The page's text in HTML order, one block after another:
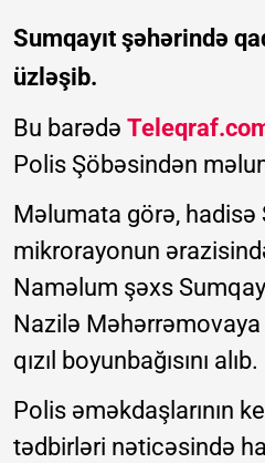
Sumqayıt şəhərində
üzləşib.
Bu barədə
Polis Şöbəsindən
Məlumata görə, hadisə
mikrorayonun
Naməlum şəxs
Nazilə
qızıl boyunbağısını alıb.
Polis əməkdaşlarının
tədbirləri nəticəsində